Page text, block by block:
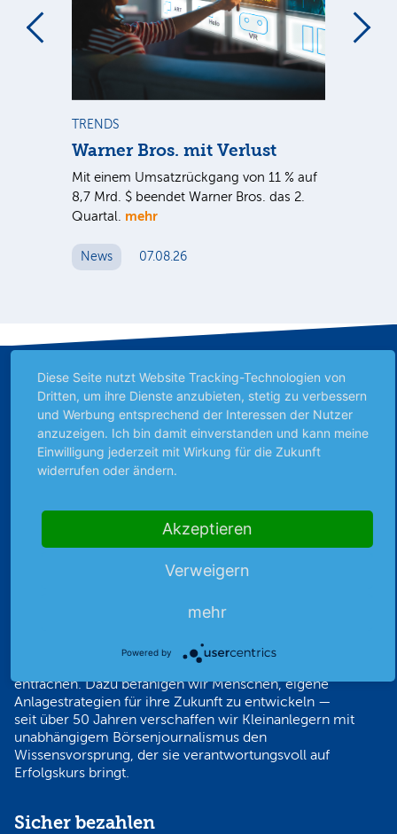
TRENDS
Warner Bros. mit Verlust
Mit einem Umsatzrückgang von 11 % auf
8,7 Mrd. $ beendet Warner Bros. das 2.
Quartal. mehr
News 07.08.26
Unabhängig im Denken und
verantwortungsvoll im Handeln —
drohende Altersarmut einzudämmen, wollen wir das
Börsenfeuer über alle Altersgruppen hinweg
entfachen. Dazu befähigen wir Menschen, eigene
Anlagestrategien für ihre Zukunft zu entwickeln —
seit über 50 Jahren verschaffen wir Kleinanlegern mit
unabhängigem Börsenjournalismus den
Wissensvorsprung, der sie verantwortungsvoll auf
Erfolgskurs bringt.
Sicher bezahlen
Diese Seite nutzt Website Tracking-Technologien von
Dritten, um ihre Dienste anzubieten, stetig zu verbessern
und Werbung entsprechend der Interessen der Nutzer
anzuzeigen. Ich bin damit einverstanden und kann meine
Einwilligung jederzeit mit Wirkung für die Zukunft
widerrufen oder ändern.
Akzeptieren
Verweigern
mehr
Powered by